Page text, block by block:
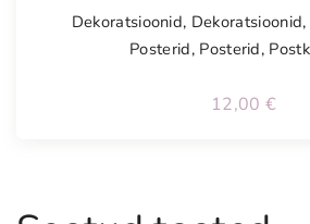
Dekoratsioonid, Dekoratsioonid,
Posterid, Posterid,
12,00 €